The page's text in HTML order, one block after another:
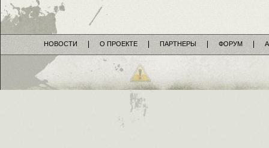
НОВОСТИ О ПРОЕКТЕ ПАРТНЕРЫ ФОРУМ